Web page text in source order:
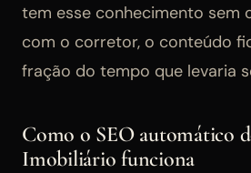
tem esse conhecimento
com o corretor, o conteúdo
fração do tempo que levaria
Como o SEO automático
Imobiliário funciona